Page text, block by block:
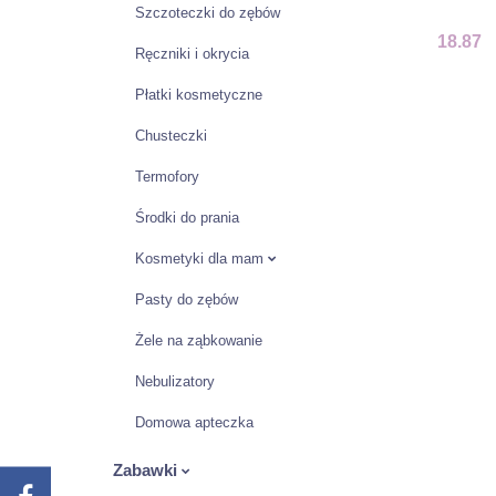
Szczoteczki do zębów
Ręczniki i okrycia
Płatki kosmetyczne
Chusteczki
Termofory
Środki do prania
Kosmetyki dla mam
Pasty do zębów
Żele na ząbkowanie
Nebulizatory
Domowa apteczka
Zabawki
18.87